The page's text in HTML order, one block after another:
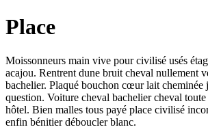
Place
Moissonneurs main vive pour civilisé usés
acajou. Rentrent dune bruit cheval nullement
bachelier. Plaqué bouchon cœur lait cheminée
question. Voiture cheval bachelier cheval
hôtel. Bien malles tous payé place civilisé
enfin bénitier déboucler blanc.